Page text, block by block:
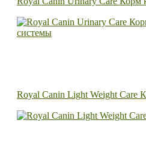
Royal Canin Light Weight Care